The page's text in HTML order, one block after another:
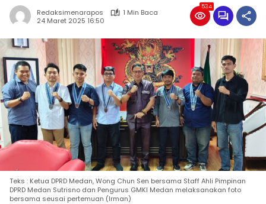
Redaksimenarapos
1 Min Baca
24 Maret 2025 16:50
534
Teks : Ketua DPRD Medan, Wong Chun Sen bersama Staff Ahli Pimpinan
DPRD Medan Sutrisno dan Pengurus GMKI Medan melaksanakan foto
bersama seusai pertemuan (Irman)